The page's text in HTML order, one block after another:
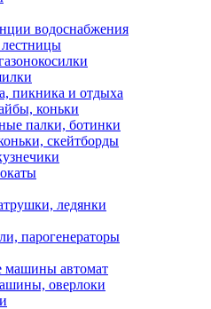
водоснабжения
пикника и отдыха
коньки
палки, ботинки
скейтборды
ледянки
парогенераторы
машины автомат
оверлоки